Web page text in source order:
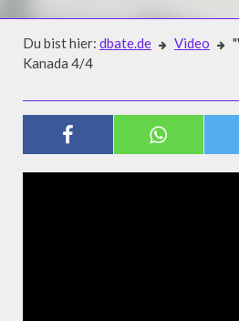
Du bist hier: dbate.de Video
Kanada 4/4
"WORLDWIDE
4/4